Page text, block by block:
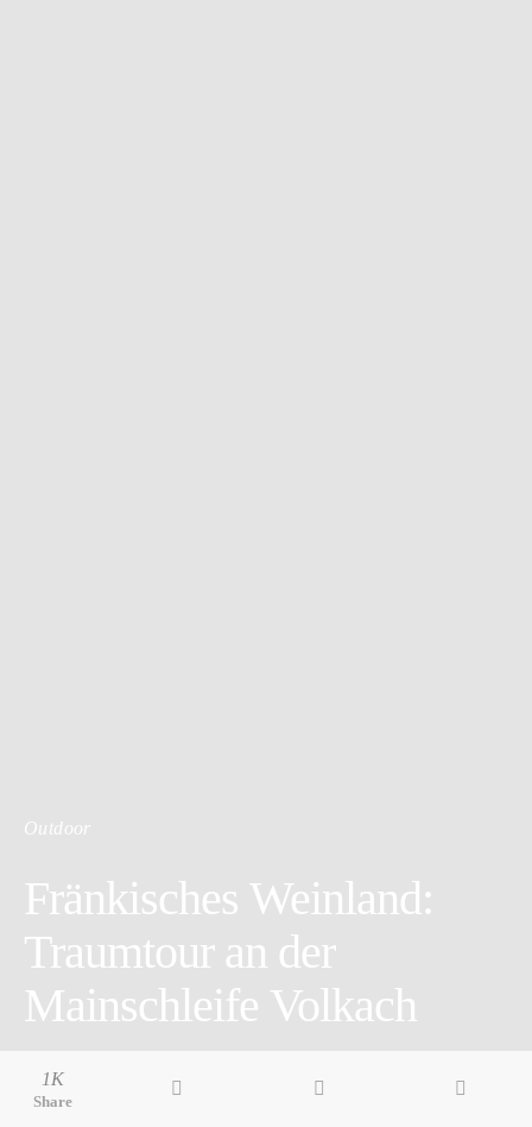
Outdoor
Fränkisches Weinland:
Traumtour an der
Mainschleife Volkach
6 minute read
1K
Share